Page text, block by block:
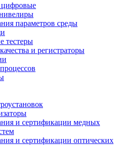
параметров среды
тестеры
и регистраторы
и сертификации медных
и сертификации оптических